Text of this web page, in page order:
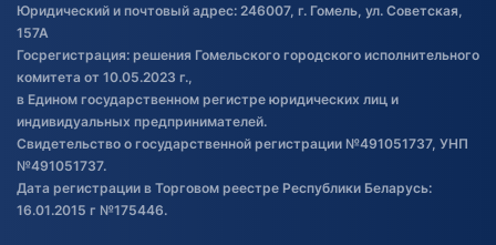
Обработка файлов cookie
Постановка транспорта на учет
Обновления в ЭПТС 2024
Юридический и почтовый адрес: 246007, г. Гомель, ул. Советская,
157А
Госрегистрация: решения Гомельского городского исполнительного
комитета от 10.05.2023 г.,
в Едином государственном регистре юридических лиц и
индивидуальных предпринимателей.
Свидетельство о государственной регистрации №491051737, УНП
№491051737.
Дата регистрации в Торговом реестре Республики Беларусь:
16.01.2015 г №175446.